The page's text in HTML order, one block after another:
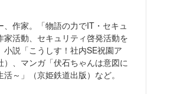
作家。「物語の力でIT・セキュ
活動、セキュリティ啓発活動を
説「こうしす！社内SE祝園ア
、マンガ「伏石ちゃんは意図に
～」（京姫鉄道出版）など。